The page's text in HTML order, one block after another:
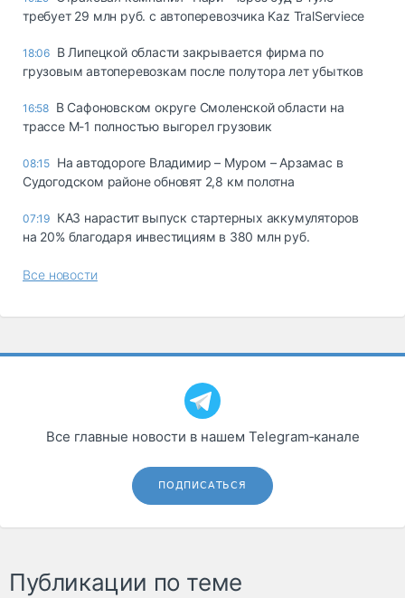
требует 29 млн руб. с автоперевозчика Kaz TralServiece
18:06 В Липецкой области закрывается фирма по
грузовым автоперевозкам после полутора лет убытков
16:58 В Сафоновском округе Смоленской области на
трассе М-1 полностью выгорел грузовик
08:15 На автодороге Владимир – Муром – Арзамас в
Судогодском районе обновят 2,8 км полотна
07:19 КАЗ нарастит выпуск стартерных аккумуляторов
на 20% благодаря инвестициям в 380 млн руб.
Все новости
Все главные новости в нашем Telegram‑канале
ПОДПИСАТЬСЯ
Публикации по теме